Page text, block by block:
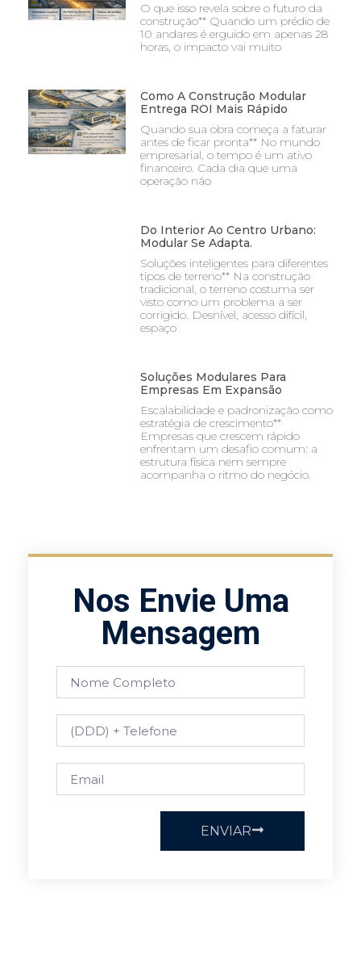
O que isso revela sobre o futuro da
construção** Quando um prédio de
10 andares é erguido em apenas 28
horas, o impacto vai muito
Como A Construção Modular
Entrega ROI Mais Rápido
Quando sua obra começa a faturar
antes de ficar pronta** No mundo
empresarial, o tempo é um ativo
financeiro. Cada dia que uma
operação não
Do Interior Ao Centro Urbano:
Modular Se Adapta.
Soluções inteligentes para diferentes
tipos de terreno** Na construção
tradicional, o terreno costuma ser
visto como um problema a ser
corrigido. Desnível, acesso difícil,
espaço
Soluções Modulares Para
Empresas Em Expansão
Escalabilidade e padronização como
estratégia de crescimento**
Empresas que crescem rápido
enfrentam um desafio comum: a
estrutura física nem sempre
acompanha o ritmo do negócio.
Nos Envie Uma
Mensagem
ENVIAR